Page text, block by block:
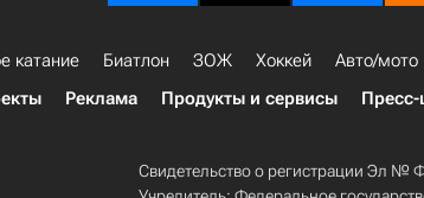
катание Биатлон ЗОЖ Хоккей Авто/мото
Реклама Продукты и сервисы Пресс-
Свидетельство о регистрации Эл №